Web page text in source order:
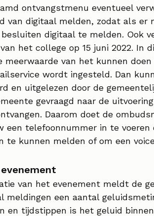
ontvangstmenu eventueel
van digitaal melden, zodat als er
digitaal te melden. Ook
het college op 15 juni 2022. In
meerwaarde van het kunnen
wordt ingesteld. Dan
en uitgelezen door de
gevraagd naar de
Daarom doet de
een telefoonnummer in te
te kunnen melden of om een
van het evenement meldt de
meldingen een aantal
en tijdstippen is het geluid